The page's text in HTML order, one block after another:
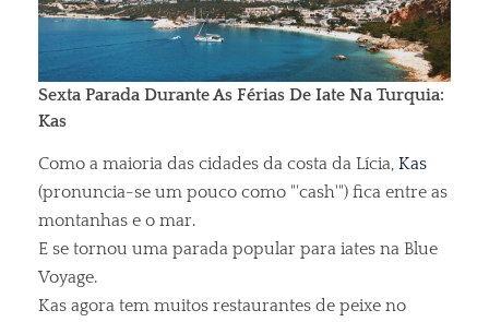
Sexta Parada Durante As Férias De Iate Na Turquia:
Kas
Como a maioria das cidades da costa da Lícia, Kas
(pronuncia-se um pouco como "'cash'") fica entre as
montanhas e o mar.
E se tornou uma parada popular para iates na Blue
Voyage.
Kas agora tem muitos restaurantes de peixe no